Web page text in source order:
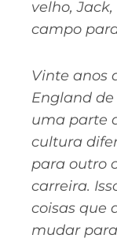
velho,
campo
Vinte anos
England
uma parte
cultura
para outro
carreira.
coisas que
mudar